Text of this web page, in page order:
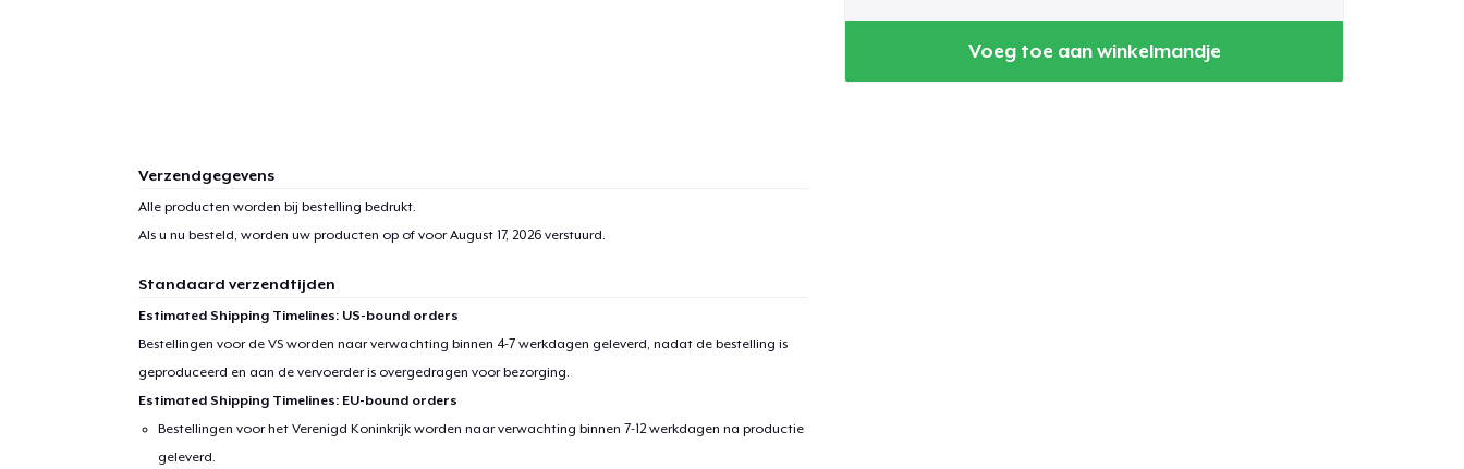
Voeg toe aan winkelmandje
Verzendgegevens
Alle producten worden bij bestelling bedrukt.
Als u nu besteld, worden uw producten op of voorAugust 17, 2026verstuurd.
Standaard verzendtijden
Estimated Shipping Timelines: US-bound orders
Bestellingen voor de VS worden naar verwachting binnen 4-7 werkdagen geleverd, nadat de bestelling is
geproduceerd en aan de vervoerder is overgedragen voor bezorging.
Estimated Shipping Timelines: EU-bound orders
Bestellingen voor het Verenigd Koninkrijk worden naar verwachting binnen 7-12 werkdagen na productie
geleverd.
US$ 23,00
US$ 19,00